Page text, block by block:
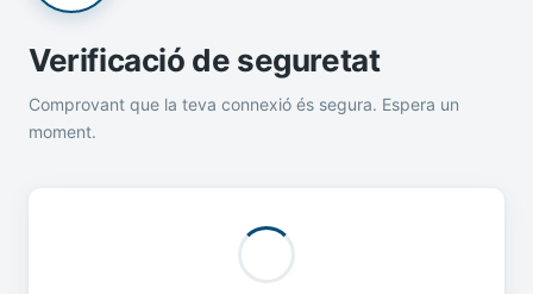
Verificació de seguretat
Comprovant que la teva connexió és segura. Espera un
moment.